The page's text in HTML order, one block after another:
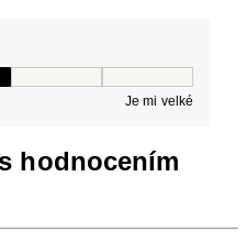
Je mi velké
hodnocením